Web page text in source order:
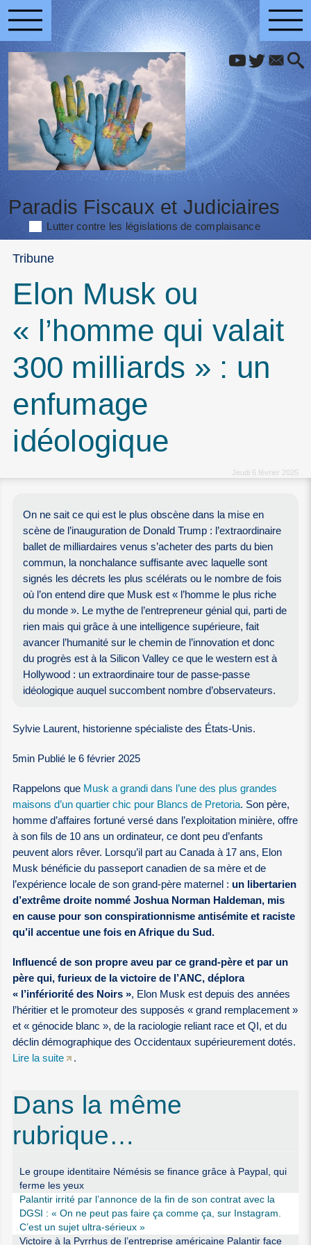
Paradis Fiscaux et Judiciaires
Lutter contre les législations de complaisance
Tribune
Elon Musk ou
« l’homme qui valait
300 milliards » : un
enfumage
idéologique
Jeudi 6 février 2025
On ne sait ce qui est le plus obscène dans la mise en
scène de l’inauguration de Donald Trump : l’extraordinaire
ballet de milliardaires venus s’acheter des parts du bien
commun, la nonchalance suffisante avec laquelle sont
signés les décrets les plus scélérats ou le nombre de fois
où l’on entend dire que Musk est « l’homme le plus riche
du monde ». Le mythe de l’entrepreneur génial qui, parti de
rien mais qui grâce à une intelligence supérieure, fait
avancer l’humanité sur le chemin de l’innovation et donc
du progrès est à la Silicon Valley ce que le western est à
Hollywood : un extraordinaire tour de passe-passe
idéologique auquel succombent nombre d’observateurs.
Sylvie Laurent, historienne spécialiste des États-Unis.
5min Publié le 6 février 2025
Rappelons que Musk a grandi dans l’une des plus grandes
maisons d’un quartier chic pour Blancs de Pretoria. Son père,
homme d’affaires fortuné versé dans l’exploitation minière, offre
à son fils de 10 ans un ordinateur, ce dont peu d’enfants
peuvent alors rêver. Lorsqu’il part au Canada à 17 ans, Elon
Musk bénéficie du passeport canadien de sa mère et de
l’expérience locale de son grand-père maternel : un libertarien
d’extrême droite nommé Joshua Norman Haldeman, mis
en cause pour son conspirationnisme antisémite et raciste
qu’il accentue une fois en Afrique du Sud.
Influencé de son propre aveu par ce grand-père et par un
père qui, furieux de la victoire de l’ANC, déplora
« l’infériorité des Noirs », Elon Musk est depuis des années
l’héritier et le promoteur des supposés « grand remplacement »
et « génocide blanc », de la raciologie reliant race et QI, et du
déclin démographique des Occidentaux supérieurement dotés.
Lire la suite
.
Dans la même
rubrique…
Le groupe identitaire Némésis se finance grâce à Paypal, qui
ferme les yeux
Palantir irrité par l’annonce de la fin de son contrat avec la
DGSI : « On ne peut pas faire ça comme ça, sur Instagram.
C’est un sujet ultra-sérieux »
Victoire à la Pyrrhus de l’entreprise américaine Palantir face